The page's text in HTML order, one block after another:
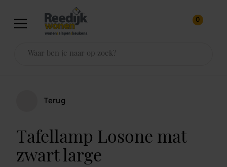
0
Terug
Tafellamp Losone mat
zwart large